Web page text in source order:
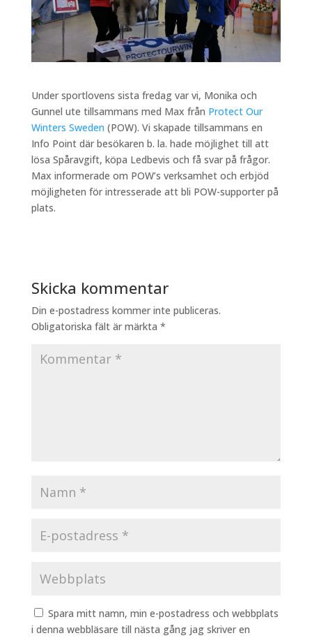
Under sportlovens sista fredag var vi, Monika och
Gunnel ute tillsammans med Max från Protect Our
Winters Sweden (POW). Vi skapade tillsammans en
Info Point där besökaren b. la. hade möjlighet till att
lösa Spåravgift, köpa Ledbevis och få svar på frågor.
Max informerade om POW’s verksamhet och erbjöd
möjligheten för intresserade att bli POW-supporter på
plats.
Skicka kommentar
Din e-postadress kommer inte publiceras.
Obligatoriska fält är märkta *
Spara mitt namn, min e-postadress och webbplats
i denna webbläsare till nästa gång jag skriver en